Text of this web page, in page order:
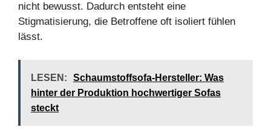
nicht bewusst. Dadurch entsteht eine
Stigmatisierung, die Betroffene oft isoliert fühlen
lässt.
LESEN:
Schaumstoffsofa-Hersteller: Was
hinter der Produktion hochwertiger Sofas
steckt